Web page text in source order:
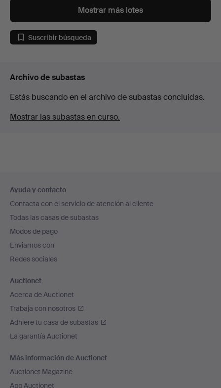
Mostrar más lotes
Suscribir búsqueda
Archivo de subastas
Estás buscando en el archivo de subastas concluidas.
Mostrar las subastas en curso.
en
el
pie
de
página
Ayuda y contacto
Contacta con el servicio de atención al cliente
Todas las casas de subastas
Modos de pago
Enviamos con
Redes sociales
Auctionet
Acerca de Auctionet
Trabaja con nosotros
Adhiere tu casa de subastas
La garantía Auctionet
Más información de Auctionet
Auctionet Magazine
App Auctionet